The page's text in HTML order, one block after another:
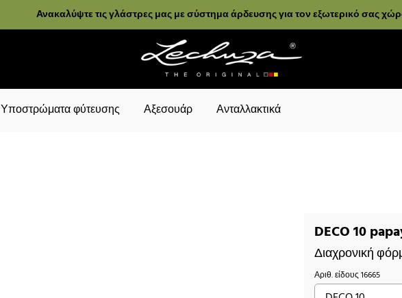
Ανακαλύψτε τις γλάστρες μας με σύστημα άρδευσης για τον εξωτερικό σας
Υποστρώματα φύτευσης Αξεσουάρ Ανταλλακτικά
DECO 10
Διαχρονική
Αριθ. είδους16665